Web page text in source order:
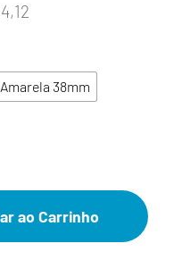
Amarela 38mm
ao Carrinho